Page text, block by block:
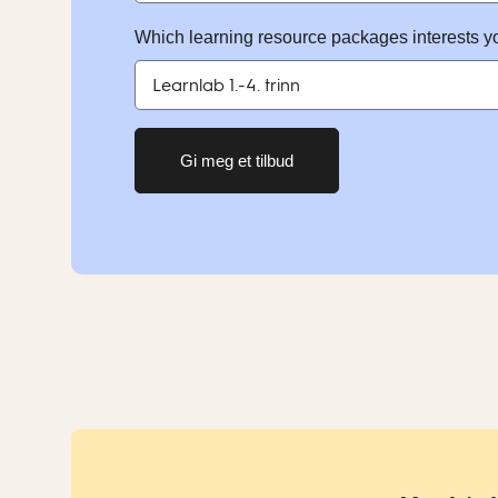
Which learning resource packages interests
Gi meg et tilbud